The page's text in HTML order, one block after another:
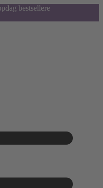
bestsellere